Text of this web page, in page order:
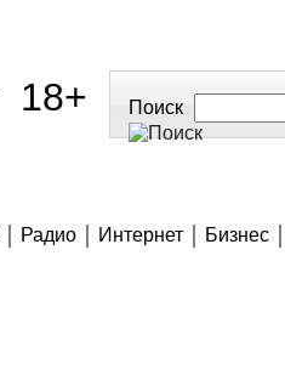
18+ Поиск
Радио Интернет Бизнес